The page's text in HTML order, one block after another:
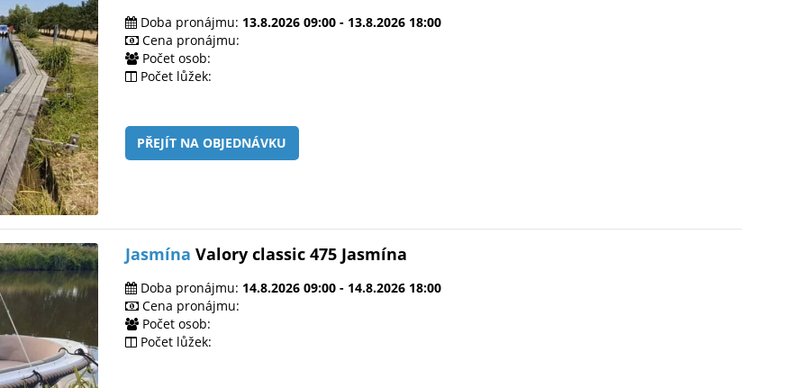
Doba pronájmu: 13.8.2026 09:00 - 13.8.2026 18:00
Cena pronájmu:
Počet osob:
Počet lůžek:
PŘEJÍT NA OBJEDNÁVKU
Jasmína Valory classic 475 Jasmína
Doba pronájmu: 14.8.2026 09:00 - 14.8.2026 18:00
Cena pronájmu:
Počet osob:
Počet lůžek: